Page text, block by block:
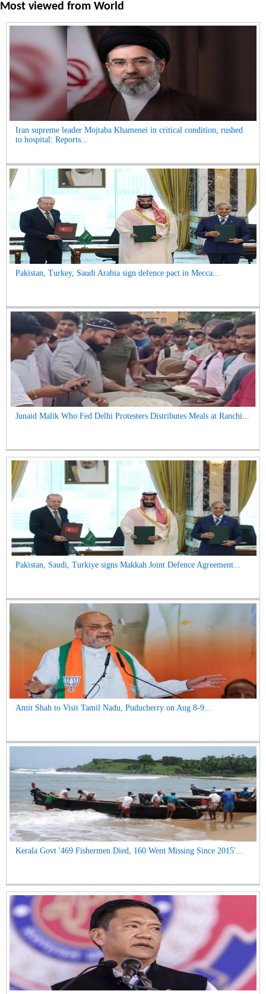
Most viewed from World
Iran supreme leader Mojtaba Khamenei in critical condition, rushed
to hospital: Reports...
Pakistan, Turkey, Saudi Arabia sign defence pact in Mecca...
Junaid Malik Who Fed Delhi Protesters Distributes Meals at Ranchi...
Pakistan, Saudi, Turkiye signs Makkah Joint Defence Agreement...
Amit Shah to Visit Tamil Nadu, Puducherry on Aug 8-9...
Kerala Govt '469 Fishermen Died, 160 Went Missing Since 2015'...